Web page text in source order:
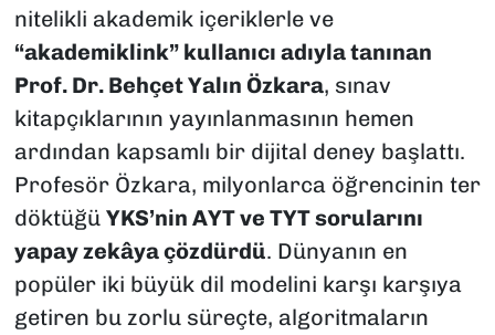
nitelikli akademik içeriklerle ve
“akademiklink” kullanıcı adıyla tanınan
Prof. Dr. Behçet Yalın Özkara, sınav
kitapçıklarının yayınlanmasının hemen
ardından kapsamlı bir dijital deney başlattı.
Profesör Özkara, milyonlarca öğrencinin ter
döktüğü YKS’nin AYT ve TYT sorularını
yapay zekâya çözdürdü. Dünyanın en
popüler iki büyük dil modelini karşı karşıya
getiren bu zorlu süreçte, algoritmaların